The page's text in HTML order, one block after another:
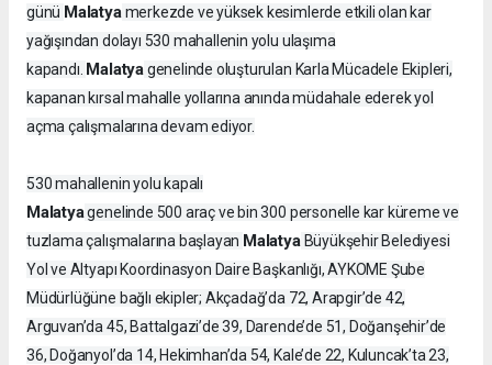
günü Malatyamerkezde ve yüksek kesimlerde etkili olan kar
yağışından dolayı 530 mahallenin yolu ulaşıma
kapandı. Malatyagenelinde oluşturulan Karla Mücadele Ekipleri,
kapanan kırsal mahalle yollarına anında müdahale ederek yol
açma çalışmalarına devam ediyor.
530 mahallenin yolu kapalı
Malatyagenelinde 500 araç ve bin 300 personelle kar küreme ve
tuzlama çalışmalarına başlayan MalatyaBüyükşehir Belediyesi
Yol ve Altyapı Koordinasyon Daire Başkanlığı, AYKOME Şube
Müdürlüğüne bağlı ekipler; Akçadağ’da 72, Arapgir’de 42,
Arguvan’da 45, Battalgazi’de 39, Darende’de 51, Doğanşehir’de
36, Doğanyol’da 14, Hekimhan’da 54, Kale’de 22, Kuluncak’ta 23,